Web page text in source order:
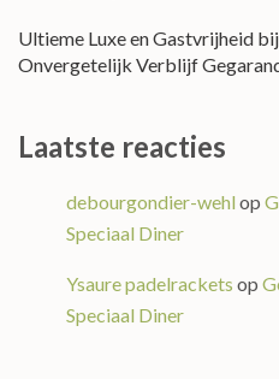
Ultieme Luxe en Gastvrijheid
Onvergetelijk Verblijf
Laatste reacties
debourgondier-wehl op
Speciaal Diner
Ysaure padelrackets op
Speciaal Diner